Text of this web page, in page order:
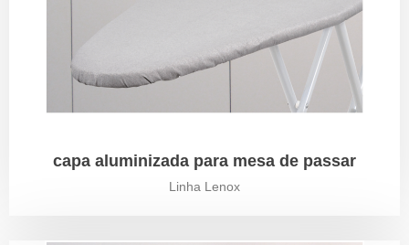
capa aluminizada para mesa de passar
Linha Lenox